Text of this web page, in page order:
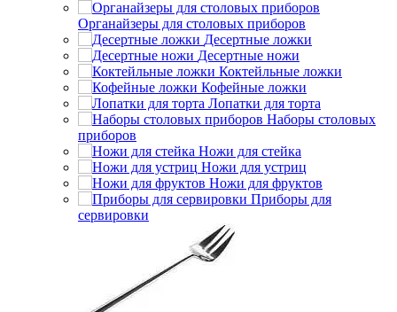
Органайзеры для столовых приборов
Десертные ложки
Десертные ножи
Коктейльные ложки
Кофейные ложки
Лопатки для торта
Наборы столовых
приборов
Ножи для стейка
Ножи для устриц
Ножи для фруктов
Приборы для
сервировки